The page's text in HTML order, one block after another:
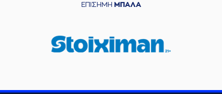
ΕΠΙΣΗΜΗ ΜΠΑΛΑ